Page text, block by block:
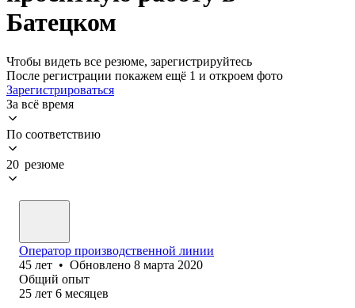
Батецком
Чтобы видеть все резюме, зарегистрируйтесь
После регистрации покажем ещё 1 и откроем фото
Зарегистрироваться
За всё время
По соответствию
20 резюме
Оператор производственной линии
45 лет • Обновлено 8 марта 2020
Общий опыт
25 лет 6 месяцев